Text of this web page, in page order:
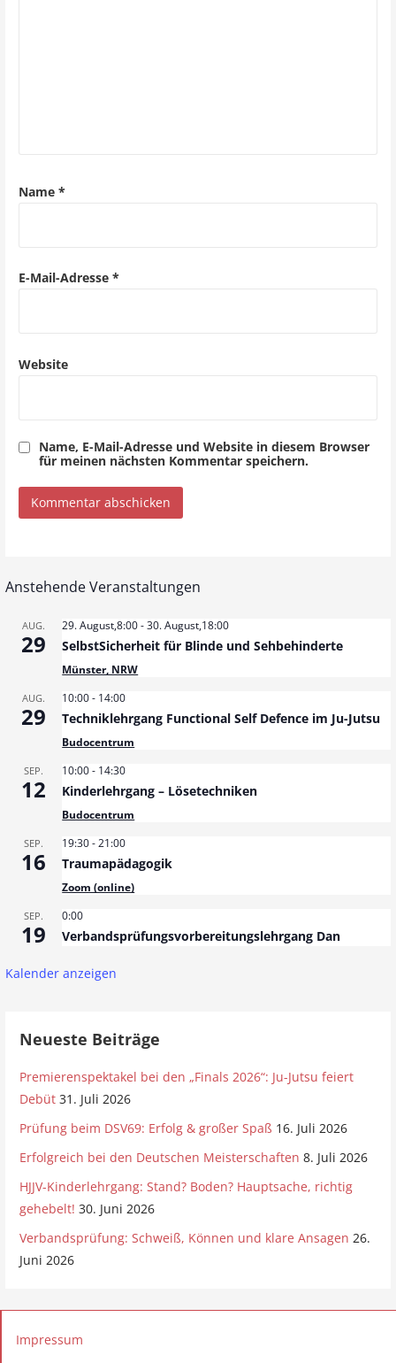
a
o
Name *
E-Mail-Adresse *
Website
Name, E-Mail-Adresse und Website in diesem Browser
für meinen nächsten Kommentar speichern.
Anstehende Veranstaltungen
AUG.
29
29. August,8:00-30. August,18:00
SelbstSicherheit für Blinde und Sehbehinderte
Münster, NRW
AUG.
29
10:00- 14:00
Techniklehrgang Functional Self Defence im Ju-Jutsu
Budocentrum
SEP.
12
10:00- 14:30
Kinderlehrgang – Lösetechniken
Budocentrum
SEP.
16
19:30-21:00
Traumapädagogik
Zoom (online)
SEP.
19
0:00
Verbandsprüfungsvorbereitungslehrgang Dan
Kalender anzeigen
Neueste Beiträge
Premierenspektakel bei den „Finals 2026“: Ju-Jutsu feiert
Debüt 31. Juli 2026
Prüfung beim DSV69: Erfolg & großer Spaß 16. Juli 2026
Erfolgreich bei den Deutschen Meisterschaften 8. Juli 2026
HJJV-Kinderlehrgang: Stand? Boden? Hauptsache, richtig
gehebelt! 30. Juni 2026
Verbandsprüfung: Schweiß, Können und klare Ansagen 26.
Juni 2026
Impressum